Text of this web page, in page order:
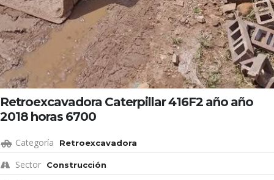
Retroexcavadora Caterpillar 416F2 año año
2018 horas 6700
Categoría Retroexcavadora
Sector Construcción